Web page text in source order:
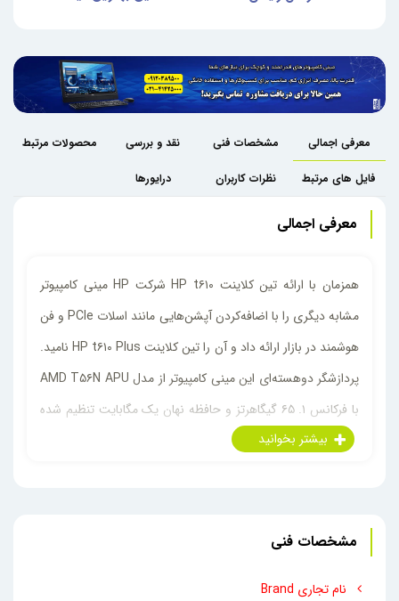
معرفی اجمالی مشخصات فنی نقد و بررسی محصولات مرتبط
فایل های مرتبط نظرات کاربران درایورها
معرفی اجمالی
همزمان با ارائه تین کلاینت HP t۶۱۰ شرکت HP مینی کامپیوتر
مشابه دیگری را با اضافه‌کردن آپشن‌هایی مانند اسلات PCIe و فن
هوشمند در بازار ارائه داد و آن را تین کلاینت HP t۶۱۰ Plus نامید.
پردازشگر دوهسته‌ای این مینی کامپیوتر از مدل AMD T۵۶N APU
با فرکانس ۱. ۶۵ گیگا‌هرتز و حافظه نهان یک مگابایت تنظیم شده
۴‌گیگابایت پشتیبانی می‌کند. رم پیش فرضی که روی تین کلاینت
مشخصات فنی
نام تجاری Brand